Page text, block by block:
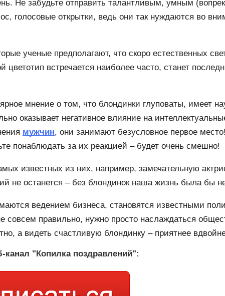
Не забудьте отправить талантливым, умным
голосовые открытки, ведь они так нуждаются во
ученые предполагают, что скоро естественных
встречается наиболее часто, станет
мнение о том, что блондинки глуповаты, имеет
оказывает негативное влияние на
мужчин, они занимают безусловное первое
понаблюдать за их реакцией – будет очень смешно!
известных из них, например, замечательную
останется – без блондинок наша жизнь была бы
ведением бизнеса, становятся известными
совсем правильно, нужно просто наслаждаться
а видеть счастливую блондинку – приятнее
"Копилка поздравлений":